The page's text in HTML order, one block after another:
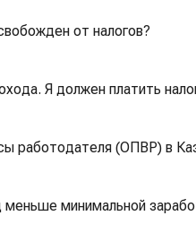
от налогов?
Я должен платить
работодателя (ОПВР) в
минимальной